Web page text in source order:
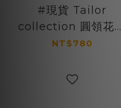
#現貨 Tailor
collection 圓領花紋
拉鍊毛衣外套 兩色
NT$780